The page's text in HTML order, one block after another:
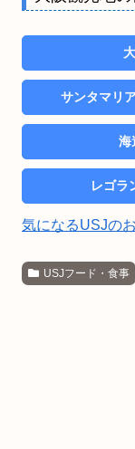
サンタマリ
海
レゴラ
気になるUSJの
USJフード・食事